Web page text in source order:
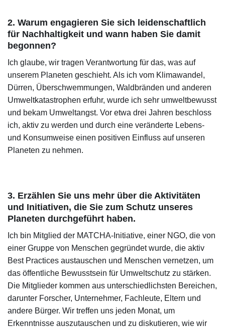
2. Warum engagieren Sie sich leidenschaftlich
für Nachhaltigkeit und wann haben Sie damit
begonnen?
Ich glaube, wir tragen Verantwortung für das, was auf
unserem Planeten geschieht. Als ich vom Klimawandel,
Dürren, Überschwemmungen, Waldbränden und anderen
Umweltkatastrophen erfuhr, wurde ich sehr umweltbewusst
und bekam Umweltangst. Vor etwa drei Jahren beschloss
ich, aktiv zu werden und durch eine veränderte Lebens-
und Konsumweise einen positiven Einfluss auf unseren
Planeten zu nehmen.
3. Erzählen Sie uns mehr über die Aktivitäten
und Initiativen, die Sie zum Schutz unseres
Planeten durchgeführt haben.
Ich bin Mitglied der MATCHA-Initiative, einer NGO, die von
einer Gruppe von Menschen gegründet wurde, die aktiv
Best Practices austauschen und Menschen vernetzen, um
das öffentliche Bewusstsein für Umweltschutz zu stärken.
Die Mitglieder kommen aus unterschiedlichsten Bereichen,
darunter Forscher, Unternehmer, Fachleute, Eltern und
andere Bürger. Wir treffen uns jeden Monat, um
Erkenntnisse auszutauschen und zu diskutieren, wie wir